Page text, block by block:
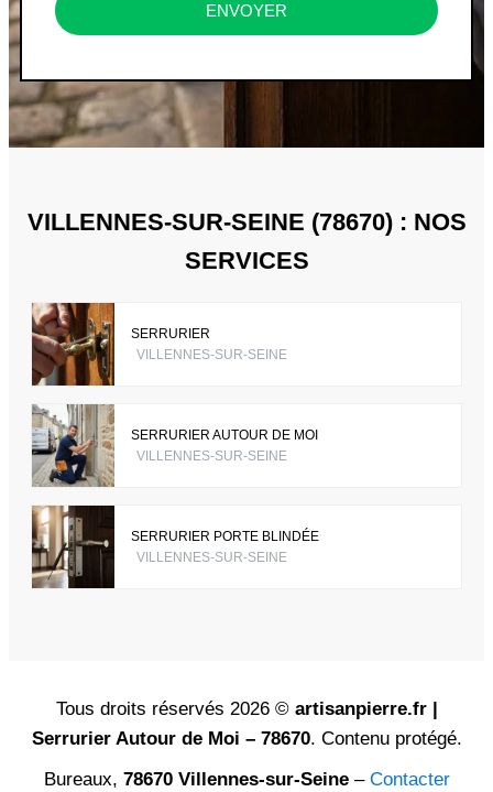
ENVOYER
VILLENNES-SUR-SEINE (78670) : NOS
SERVICES
SERRURIER
VILLENNES-SUR-SEINE
SERRURIER AUTOUR DE MOI
VILLENNES-SUR-SEINE
SERRURIER PORTE BLINDÉE
VILLENNES-SUR-SEINE
Tous droits réservés 2026 © artisanpierre.fr |
Serrurier Autour de Moi – 78670. Contenu protégé.
Bureaux, 78670 Villennes-sur-Seine– Contacter